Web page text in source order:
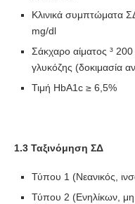
Κλινικά συμπτώματα
mg/dl
Σάκχαρο αίματος ³
γλυκόζης (δοκιμασία
Τιμή HbA1c ≥ 6,5%
1.3 Ταξινόμηση ΣΔ
Τύπου 1 (Νεανικός,
Τύπου 2 (Ενηλίκων, μη